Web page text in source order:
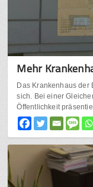
Mehr
Das Krankenhaus der
sich. Bei einer
Öffentlichkeit